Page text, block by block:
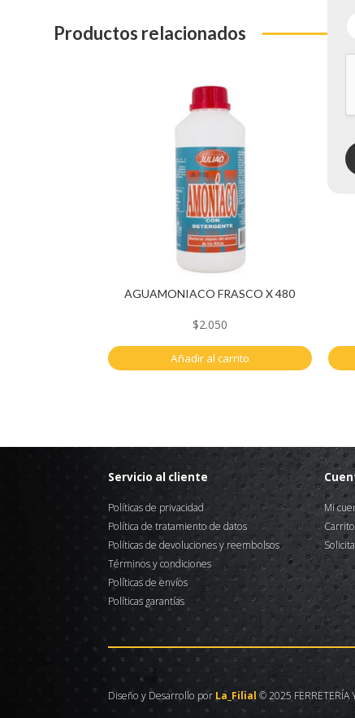
Productos relacionados
AGUAMONIACO FRASCO X 480
$2.050
Añadir al carrito
Servicio al cliente
Políticas de privacidad
Política de tratamiento de datos
Políticas de devoluciones y reembolsos
Términos y condiciones
Políticas de envíos
Políticas garantías
Mi
Carrito
Diseño y Desarrollo porLa_Filial © 2025 FERRETERÍA